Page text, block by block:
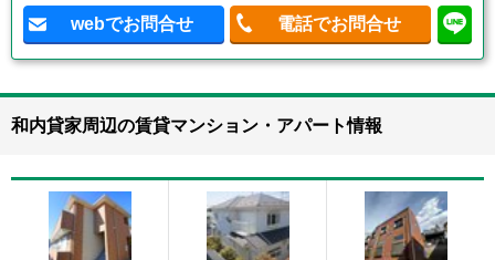
webでお問合せ 電話でお問合せ
和内貸家周辺の賃貸マンション・アパート情報